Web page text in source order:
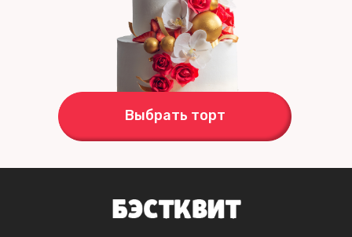
Выбрать торт